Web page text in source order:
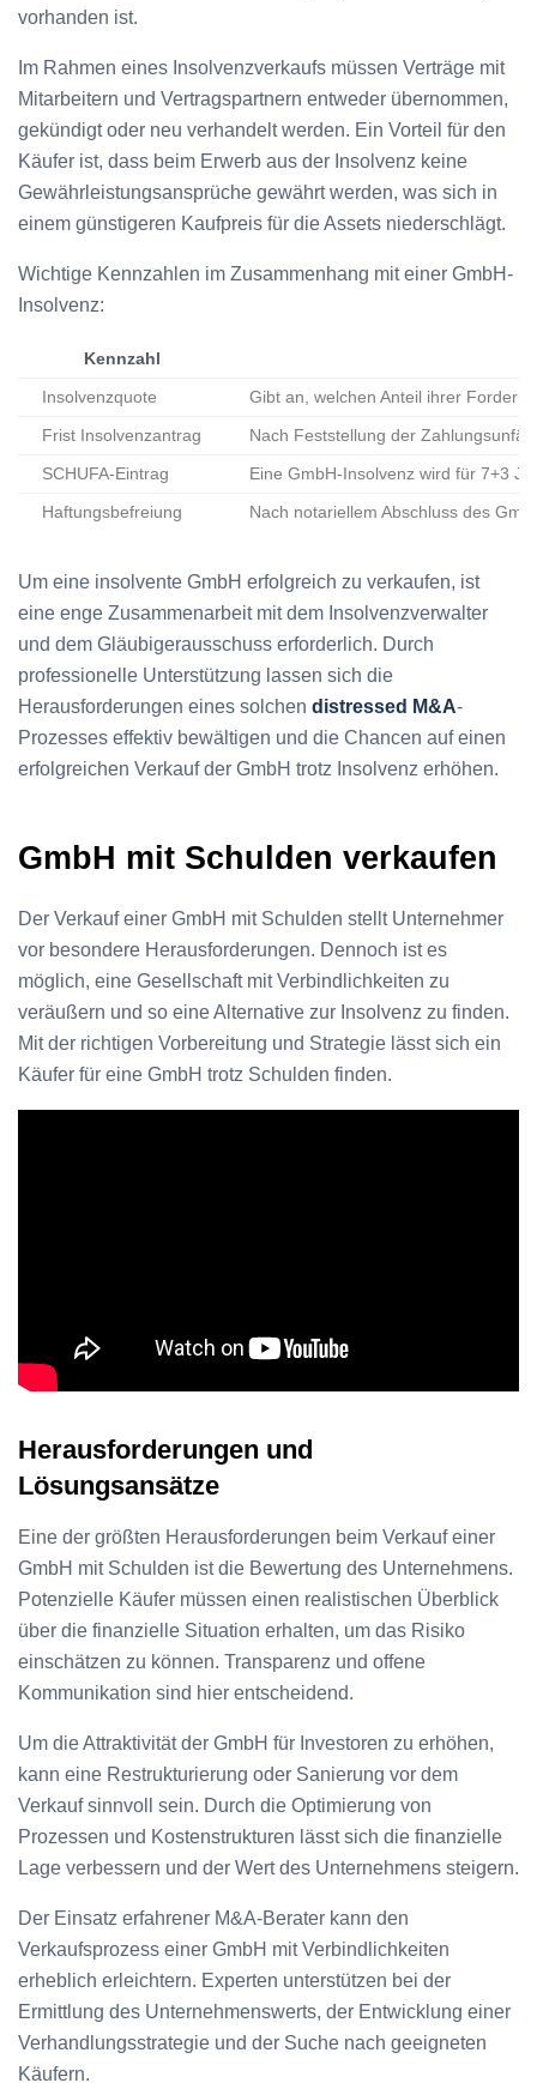
vorhanden ist.
Im Rahmen eines Insolvenzverkaufs müssen Verträge mit
Mitarbeitern und Vertragspartnern entweder übernommen,
gekündigt oder neu verhandelt werden. Ein Vorteil für den
Käufer ist, dass beim Erwerb aus der Insolvenz keine
Gewährleistungsansprüche gewährt werden, was sich in
einem günstigeren Kaufpreis für die Assets niederschlägt.
Wichtige Kennzahlen im Zusammenhang mit einer GmbH-
Insolvenz:
Kennzahl
Insolvenzquote Gibt an, welchen Anteil ihrer
Frist Insolvenzantrag Nach Feststellung der
SCHUFA-Eintrag Eine GmbH-Insolvenz wird für 7+3
Haftungsbefreiung Nach notariellem Abschluss des
Um eine insolvente GmbH erfolgreich zu verkaufen, ist
eine enge Zusammenarbeit mit dem Insolvenzverwalter
und dem Gläubigerausschuss erforderlich. Durch
professionelle Unterstützung lassen sich die
Herausforderungen eines solchen distressed M&A-
Prozesses effektiv bewältigen und die Chancen auf einen
erfolgreichen Verkauf der GmbH trotz Insolvenz erhöhen.
GmbH mit Schulden verkaufen
Der Verkauf einer GmbH mit Schulden stellt Unternehmer
vor besondere Herausforderungen. Dennoch ist es
möglich, eine Gesellschaft mit Verbindlichkeiten zu
veräußern und so eine Alternative zur Insolvenz zu finden.
Mit der richtigen Vorbereitung und Strategie lässt sich ein
Käufer für eine GmbH trotz Schulden finden.
Herausforderungen und
Lösungsansätze
Eine der größten Herausforderungen beim Verkauf einer
GmbH mit Schulden ist die Bewertung des Unternehmens.
Potenzielle Käufer müssen einen realistischen Überblick
über die finanzielle Situation erhalten, um das Risiko
einschätzen zu können. Transparenz und offene
Kommunikation sind hier entscheidend.
Um die Attraktivität der GmbH für Investoren zu erhöhen,
kann eine Restrukturierung oder Sanierung vor dem
Verkauf sinnvoll sein. Durch die Optimierung von
Prozessen und Kostenstrukturen lässt sich die finanzielle
Lage verbessern und der Wert des Unternehmens steigern.
Der Einsatz erfahrener M&A-Berater kann den
Verkaufsprozess einer GmbH mit Verbindlichkeiten
erheblich erleichtern. Experten unterstützen bei der
Ermittlung des Unternehmenswerts, der Entwicklung einer
Verhandlungsstrategie und der Suche nach geeigneten
Käufern.